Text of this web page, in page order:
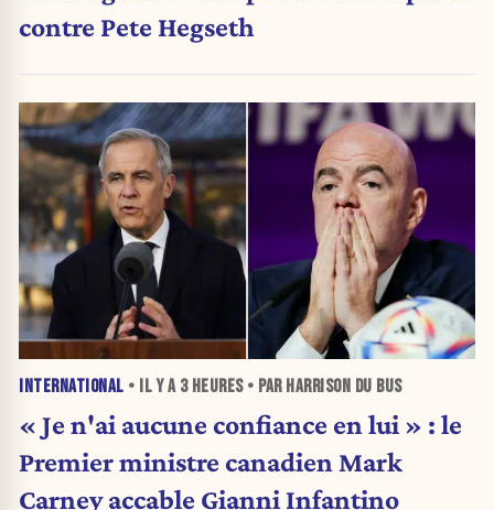
contre Pete Hegseth
INTERNATIONAL • IL Y A 3 HEURES• PAR HARRISON DU BUS
« Je n'ai aucune confiance en lui » : le
Premier ministre canadien Mark
Carney accable Gianni Infantino